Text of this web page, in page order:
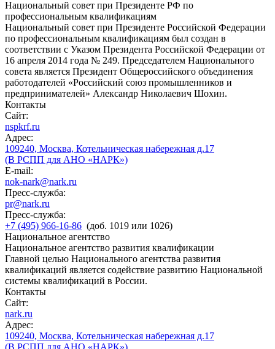
Национальный совет при Президенте РФ по
профессиональным квалификациям
Национальный совет при Президенте Российской Федерации
по профессиональным квалификациям был создан в
соответствии с Указом Президента Российской Федерации от
16 апреля 2014 года № 249. Председателем Национального
совета является Президент Общероссийского объединения
работодателей «Российский союз промышленников и
предпринимателей» Александр Николаевич Шохин.
Контакты
Сайт:
nspkrf.ru
Адрес:
109240, Москва, Котельническая набережная д.17
(В РСПП для АНО «НАРК»)
E-mail:
nok-nark@nark.ru
Пресс-служба:
pr@nark.ru
Пресс-служба:
+7 (495) 966-16-86 (доб. 1019 или 1026)
Национальное агентство
Национальное агентство развития квалификации
Главной целью Национального агентства развития
квалификаций является содействие развитию Национальной
системы квалификаций в России.
Контакты
Сайт:
nark.ru
Адрес:
109240, Москва, Котельническая набережная д.17
(В РСПП для АНО «НАРК»)